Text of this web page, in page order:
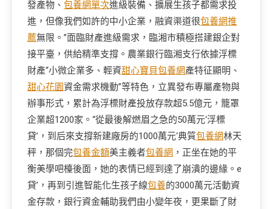
發產物、 包養網單次進級裝備、擴展生孩子都需求投
進，但像我們如許的中小企業，融資渠道很包養網推
薦無限。”面臨財產進級需求，臨湘市積極搭建銀企對
接平臺，供給精準支撐。農業銀行臨湘支行依據浮標
財產“小微企業多、輕資甜心寶貝包養網產特征顯明、
甜心花園資金需求機動”等特色，立異發布專屬產物與
辦事形式，累計為浮標財產投放存款超5.5億元，籠罩
企業超1200家。“從最後解燃眉之急的50萬元‘浮標
貸’，到后來支撐新建廠房的1000萬元‘典質包養網林天
秤，那個完包養金額美主義者包養網 ，正坐在她的平
衡美學吧檯後面，她的表情已經到達了崩潰的邊緣。e
貸’，再到引進智能化生孩子線包養的3000萬元活動資
金存款，銀行資金輔助我們由小變年夜，更果斷了財